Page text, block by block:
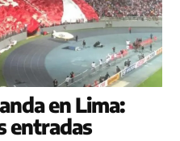
en Lima:
entradas